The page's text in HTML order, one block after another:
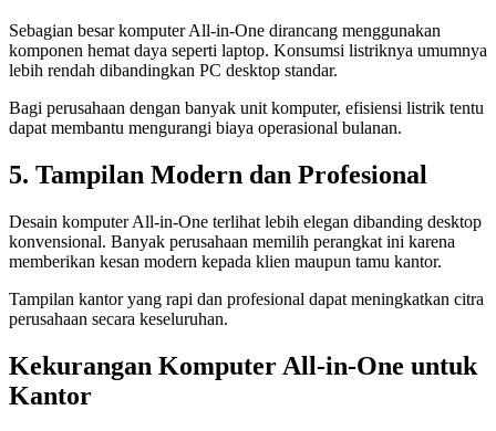
Sebagian besar komputer All-in-One dirancang menggunakan
komponen hemat daya seperti laptop. Konsumsi listriknya umumnya
lebih rendah dibandingkan PC desktop standar.
Bagi perusahaan dengan banyak unit komputer, efisiensi listrik tentu
dapat membantu mengurangi biaya operasional bulanan.
5. Tampilan Modern dan Profesional
Desain komputer All-in-One terlihat lebih elegan dibanding desktop
konvensional. Banyak perusahaan memilih perangkat ini karena
memberikan kesan modern kepada klien maupun tamu kantor.
Tampilan kantor yang rapi dan profesional dapat meningkatkan citra
perusahaan secara keseluruhan.
Kekurangan Komputer All-in-One untuk
Kantor